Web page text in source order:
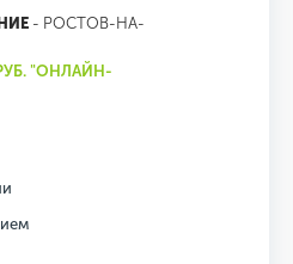
- РОСТОВ-НА-
"ОНЛАЙН-